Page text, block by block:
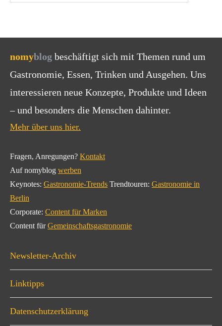
nomyblog beschäftigt sich mit Themen rund um
Gastronomie, Essen, Trinken und Ausgehen. Uns
interessieren neue Konzepte, Produkte und Ideen
– und besonders die Menschen dahinter.
Mehr über uns hier.
Fragen, Anregungen? Kontakt
Auf nomyblog werben
Keynotes: Gastronomie-Trends Trendtouren: Gastronomie in
Berlin
Corporate: Content für Marken
Content fürGemeinschaftsgastronomie
Newsletter-Archiv
Linktipps
Datenschutzerklärung